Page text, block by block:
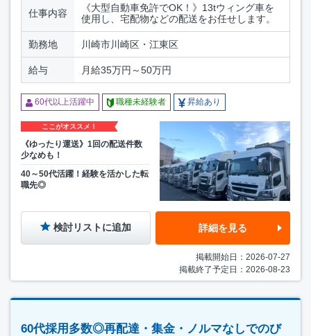
仕事内容
《大型自動車免許でOK！》13tウィング車を
使用し、宅配物などの配送をお任せします。
勤務地 川崎市川崎区・江東区
給与 月給35万円～50万円
60代以上活躍中 職種未経験者 昇給あり
ここがオススメ！
《ゆったり運送》1回の配送件数
少なめも！
40～50代活躍！経験を活かした転
職先◎
検討リストに追加 詳細を見る
掲載開始日：2026-07-27
掲載終了予定日：2026-08-23
60代採用多数◎再配達・集金・ノルマなしでのび